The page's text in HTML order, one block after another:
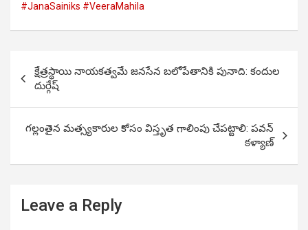
#JanaSainiks #VeeraMahila
Post
navigation
క్షేత్రస్థాయి నాయకత్వమే జనసేన బలోపేతానికి పునాది: కందుల
దుర్గేష్
గల్లంతైన మత్స్యకారుల కోసం విస్తృత గాలింపు చేపట్టాలి: పవన్
కళ్యాణ్
Leave a Reply